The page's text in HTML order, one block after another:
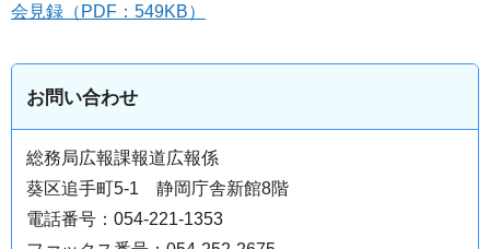
会見録（PDF：549KB）
お問い合わせ
総務局広報課報道広報係
葵区追手町5-1 静岡庁舎新館8階
電話番号：054-221-1353